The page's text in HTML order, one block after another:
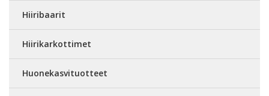
Hiiribaarit
Hiirikarkottimet
Huonekasvituotteet